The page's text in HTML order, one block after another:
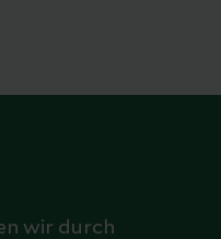
wir durch